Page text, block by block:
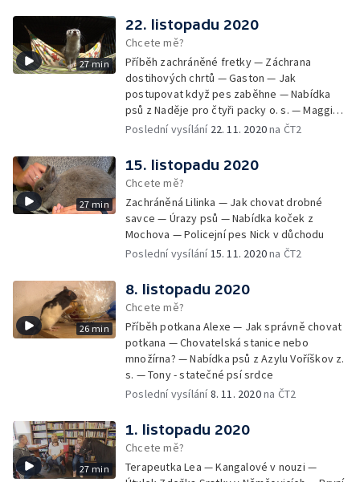
27 min
22. listopadu 2020
Chcete mě?
Příběh zachráněné fretky — Záchrana
dostihových chrtů — Gaston — Jak
postupovat když pes zaběhne — Nabídka
psů z Naděje pro čtyři packy o. s. — Maggie -
aktivní stáří v kočárku
Poslední vysílání 22. 11. 2020na ČT2
27 min
15. listopadu 2020
Chcete mě?
Zachráněná Lilinka — Jak chovat drobné
savce — Úrazy psů — Nabídka koček z
Mochova — Policejní pes Nick v důchodu
Poslední vysílání 15. 11. 2020na ČT2
26 min
8. listopadu 2020
Chcete mě?
Příběh potkana Alexe — Jak správně chovat
potkana — Chovatelská stanice nebo
množírna? — Nabídka psů z Azylu Voříškov z.
s. — Tony - statečné psí srdce
Poslední vysílání8. 11. 2020na ČT2
27 min
1. listopadu 2020
Chcete mě?
Terapeutka Lea — Kangalové v nouzi —